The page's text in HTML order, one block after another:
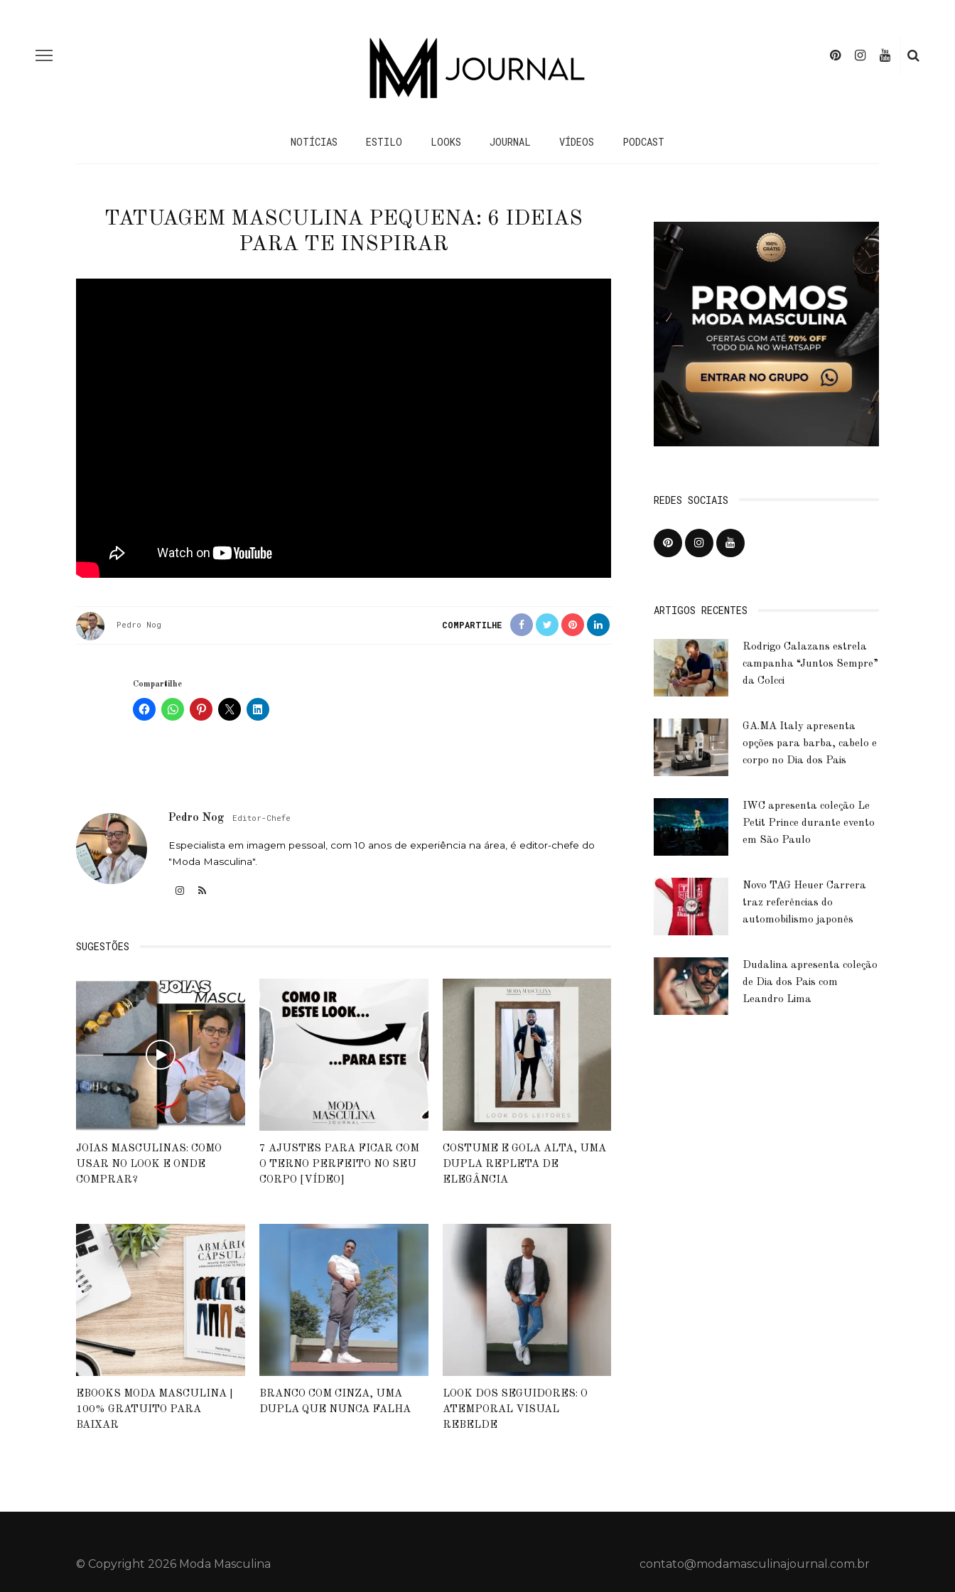
NOTÍCIAS ESTILO LOOKS JOURNAL VÍDEOS PODCAST
TATUAGEM MASCULINA PEQUENA: 6 IDEIAS
PARA TE INSPIRAR
Pedro Nog COMPARTILHE
Compartilhe
Pedro Nog Editor-Chefe
Especialista em imagem pessoal, com 10 anos de experiência na área, é editor-chefe do
"Moda Masculina".
SUGESTÕES
JOIAS MASCULINAS: COMO
USAR NO LOOK E ONDE
COMPRAR?
7 AJUSTES PARA FICAR COM
O TERNO PERFEITO NO SEU
CORPO [VÍDEO]
COSTUME E GOLA ALTA, UMA
DUPLA REPLETA DE
ELEGÂNCIA
EBOOKS MODA MASCULINA |
100% GRATUITO PARA
BAIXAR
BRANCO COM CINZA, UMA
DUPLA QUE NUNCA FALHA
LOOK DOS SEGUIDORES: O
ATEMPORAL VISUAL
REBELDE
REDES SOCIAIS
ARTIGOS RECENTES
Rodrigo Calazans estrela
campanha “Juntos Sempre”
da Colcci
GA.MA Italy apresenta
opções para barba, cabelo e
corpo no Dia dos Pais
IWC apresenta coleção Le
Petit Prince durante evento
em São Paulo
Novo TAG Heuer Carrera
traz referências do
automobilismo japonês
Dudalina apresenta coleção
de Dia dos Pais com
Leandro Lima
© Copyright 2026 Moda Masculina contato@modamasculinajournal.com.br